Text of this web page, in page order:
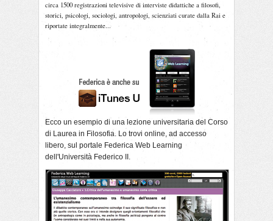
circa 1500 registrazioni televisive di interviste didattiche a filosofi,
storici, psicologi, sociologi, antropologi, scienziati curate dalla Rai e
riportate integralmente...
Ecco un esempio di una lezione universitaria del Corso
di Laurea in Filosofia. Lo trovi online, ad accesso
libero, sul portale Federica Web Learning
dell'Università Federico II.